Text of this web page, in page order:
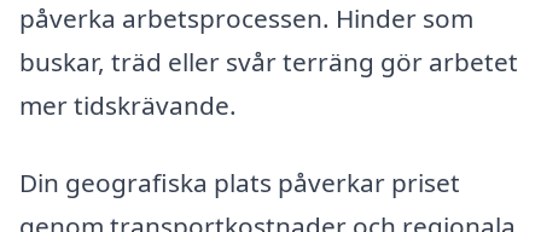
påverka arbetsprocessen. Hinder som
buskar, träd eller svår terräng gör arbetet
mer tidskrävande.
Din geografiska plats påverkar priset